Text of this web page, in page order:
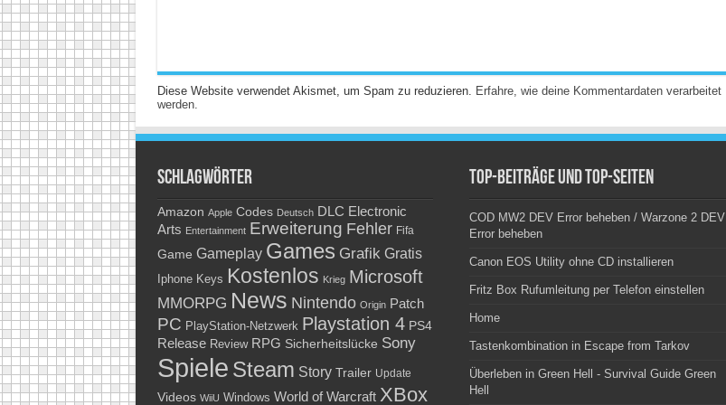
Diese Website verwendet Akismet, um Spam zu reduzieren. Erfahre, wie deine Kommentardaten verarbeitet
werden.
Schlagwörter
Amazon Apple Codes Deutsch DLC Electronic
Arts Entertainment Erweiterung Fehler Fifa
Game Gameplay Games Grafik Gratis
Iphone Keys Kostenlos Krieg Microsoft
MMORPG News Nintendo Origin Patch
PC PlayStation-Netzwerk Playstation 4 PS4
Release Review RPG Sicherheitslücke Sony
Spiele Steam Story Trailer Update
Videos WiiU Windows World of Warcraft XBox
Top-Beiträge und Top-Seiten
COD MW2 DEV Error beheben / Warzone 2 DEV
Error beheben
Canon EOS Utility ohne CD installieren
Fritz Box Rufumleitung per Telefon einstellen
Home
Tastenkombination in Escape from Tarkov
Überleben in Green Hell - Survival Guide Green
Hell